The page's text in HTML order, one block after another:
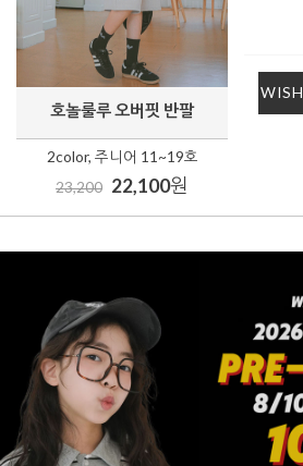
호놀룰루 오버핏 반팔
2color, 주니어 11~19호
23,200 22,100원
WISH